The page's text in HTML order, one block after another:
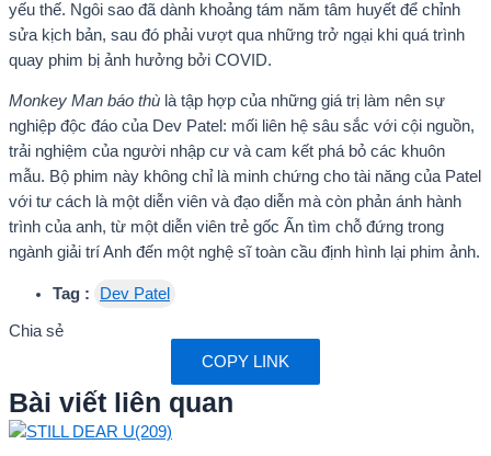
yếu thế. Ngôi sao đã dành khoảng tám năm tâm huyết để chỉnh
sửa kịch bản, sau đó phải vượt qua những trở ngại khi quá trình
quay phim bị ảnh hưởng bởi COVID.
Monkey Man báo thù là tập hợp của những giá trị làm nên sự
nghiệp độc đáo của Dev Patel: mối liên hệ sâu sắc với cội nguồn,
trải nghiệm của người nhập cư và cam kết phá bỏ các khuôn
mẫu. Bộ phim này không chỉ là minh chứng cho tài năng của Patel
với tư cách là một diễn viên và đạo diễn mà còn phản ánh hành
trình của anh, từ một diễn viên trẻ gốc Ấn tìm chỗ đứng trong
ngành giải trí Anh đến một nghệ sĩ toàn cầu định hình lại phim ảnh.
Tag : Dev Patel
Chia sẻ
COPY LINK
Bài viết liên quan